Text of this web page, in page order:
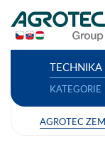
TECHNIKA
KATEGORIE
AGROTEC